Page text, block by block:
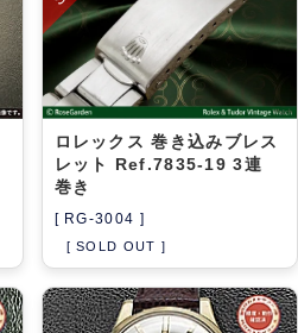
ロレックス 巻き込みブレス
レット Ref.7835-19 3連
巻き
[ RG-3004 ]
[ SOLD OUT ]